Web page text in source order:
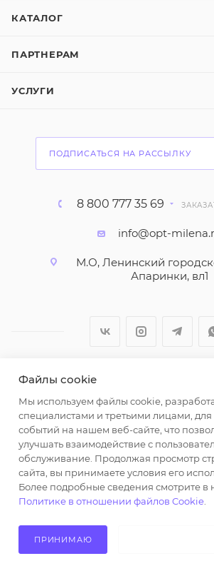
КАТАЛОГ
ПАРТНЕРАМ
УСЛУГИ
ПОДПИСАТЬСЯ НА РАССЫЛКУ
8 800 777 35 69
info@opt-
М.О, Ленинский
Апаринки, вл1
2026 © ООО "Вайт Текстиль
Любая информация на сайте
характер и не является
определяемой положениями
Гражданского кодекса
Использование любых материалов,
на https://opt-milena.ru,
наличии письменного
активной ссылки на https://
Файлы cookie
Мы используем файлы cookie,
специалистами и третьими лицами, для
событий на нашем веб-сайте, что
улучшать взаимодействие с
обслуживание. Продолжая просмотр
сайта, вы принимаете условия его
Более подробные сведения смотрите в
Политике в отношении файлов Cookie
ПРИНИМАЮ